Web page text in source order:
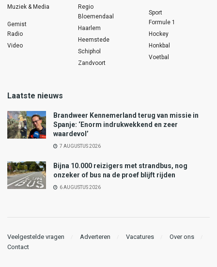
Muziek & Media
Gemist
Radio
Video
Regio
Bloemendaal
Haarlem
Heemstede
Schiphol
Zandvoort
Sport
Formule 1
Hockey
Honkbal
Voetbal
Laatste nieuws
Brandweer Kennemerland terug van missie in
Spanje: ‘Enorm indrukwekkend en zeer
waardevol’
7 AUGUSTUS 2026
Bijna 10.000 reizigers met strandbus, nog
onzeker of bus na de proef blijft rijden
6 AUGUSTUS 2026
Veelgestelde vragen Adverteren Vacatures
Over ons
Contact